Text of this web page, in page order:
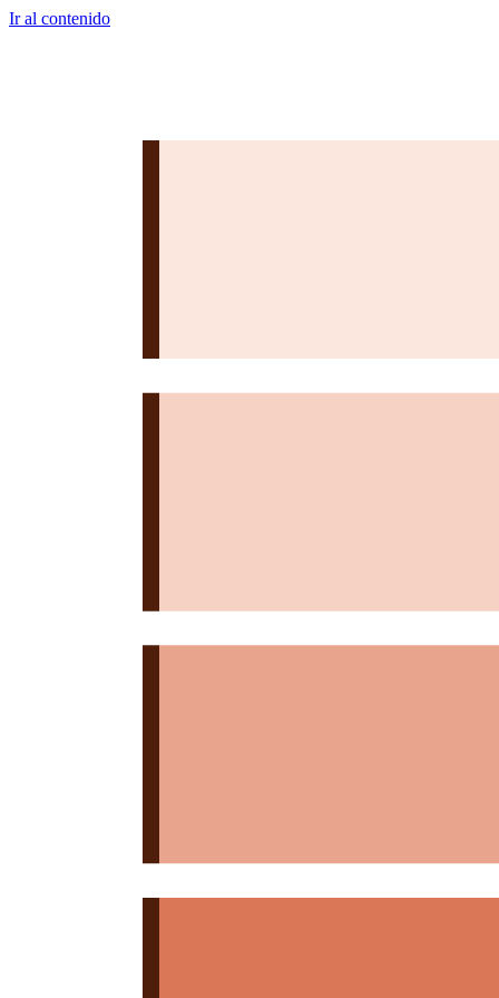
Ir al contenido